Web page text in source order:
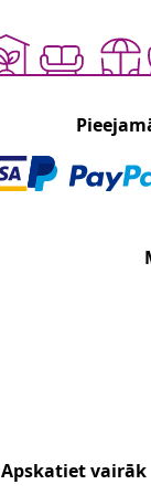
Apskatiet vairāk